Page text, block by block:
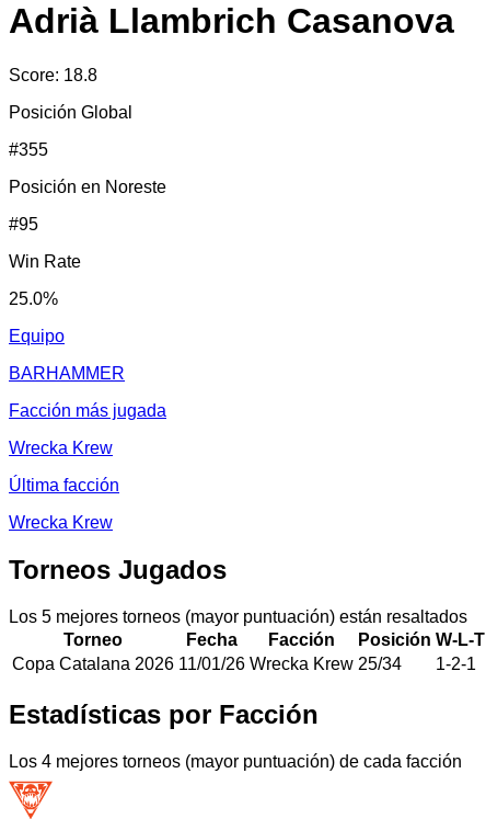
Adrià Llambrich Casanova
Score: 18.8
Posición Global
#355
Posición en Noreste
#95
Win Rate
25.0%
Equipo
BARHAMMER
Facción más jugada
Wrecka Krew
Última facción
Wrecka Krew
Torneos Jugados
Los 5 mejores torneos (mayor puntuación) están resaltados
Torneo
Fecha Facción Posición W-L-T
Copa Catalana 2026 11/01/26 Wrecka Krew 25/34 1-2-1
Estadísticas por Facción
Los 4 mejores torneos (mayor puntuación) de cada facción